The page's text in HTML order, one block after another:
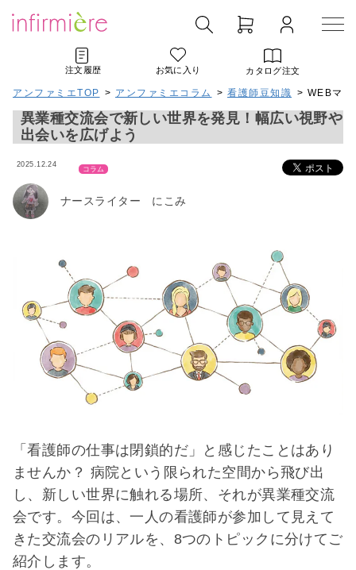
注文履歴 お気に入り カタログ注文
アンファミエTOP > アンファミエコラム > 看護師豆知識 > WEBマガ
異業種交流会で新しい世界を発見！幅広い視野や
出会いを広げよう
2025.12.24
コラム
ナースライター にこみ
「看護師の仕事は閉鎖的だ」と感じたことはあり
ませんか？ 病院という限られた空間から飛び出
し、新しい世界に触れる場所、それが異業種交流
会です。今回は、一人の看護師が参加して見えて
きた交流会のリアルを、8つのトピックに分けてご
紹介します。